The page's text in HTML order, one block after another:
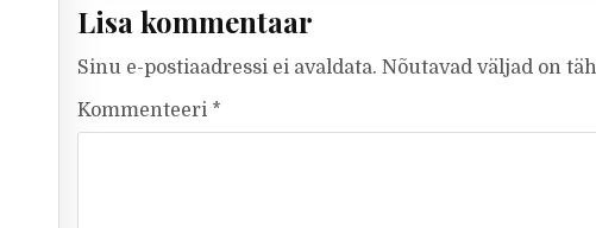
Lisa kommentaar
Sinu e-postiaadressi ei avaldata. Nõutavad väljad on
Kommenteeri *